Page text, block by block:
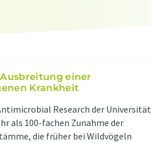
einer
Krankheit
Research der Universität
als 100-fachen Zunahme der
die früher bei Wildvögeln